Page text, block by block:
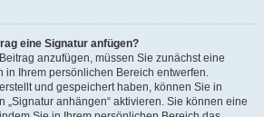
eine Signatur anfügen?
anzufügen, müssen Sie zunächst eine
in Ihrem persönlichen Bereich entwerfen.
und gespeichert haben, können Sie in
„Signatur anhängen“ aktivieren. Sie können eine